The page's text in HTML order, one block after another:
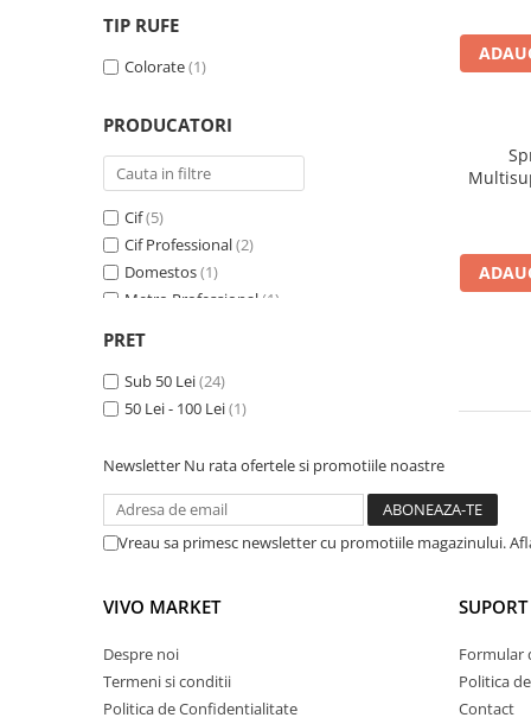
TIP RUFE
Colorate(1)
PRODUCATORI
Cif(5)
Cif Professional(2)
Domestos(1)
Metro Professional (1)
Pronto (2)
Sano(2)
PRET
Sub 50 Lei(24)
50 Lei - 100 Lei(1)
Newsletter Nu rata ofertele si promotiile noastre
Vreau sa primesc newsletter cu promotiile magazinului.
VIVO MARKET
Despre noi
Termeni si conditii
Politica de Confidentialitate
Formular
Politica
Contact